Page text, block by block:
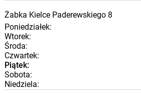
Żabka Kielce Paderewskiego 8
Poniedziałek:
Wtorek:
Środa:
Czwartek:
Piątek:
Sobota:
Niedziela: